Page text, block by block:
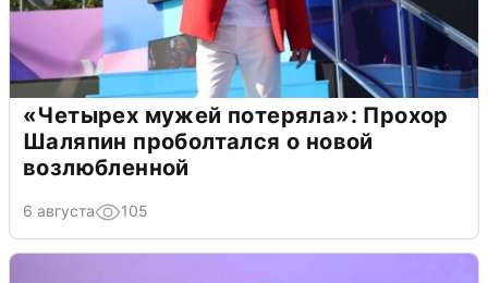
«Четырех мужей потеряла»: Прохор
Шаляпин проболтался о новой
возлюбленной
6 августа 105